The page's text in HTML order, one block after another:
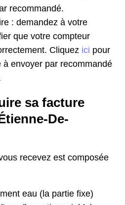
recommandé.
: demandez à votre
que votre compteur
Cliquez ici pour
à envoyer par recommandé
sa facture
De-
recevez est composée
eau (la partie fixe)